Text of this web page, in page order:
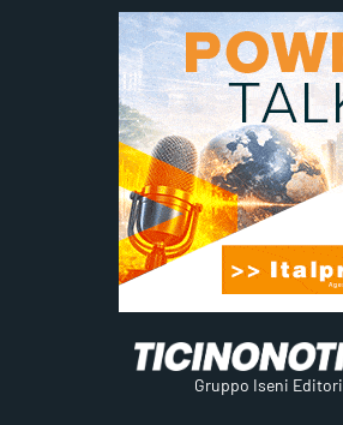
Gruppo Iseni Editori